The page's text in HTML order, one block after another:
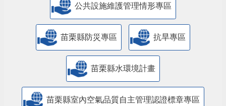
​公共設施維護管理情形專區
苗栗縣防災專區 抗旱專區
苗栗縣水環境計畫
苗栗縣室內空氣品質自主管理認證標章專區